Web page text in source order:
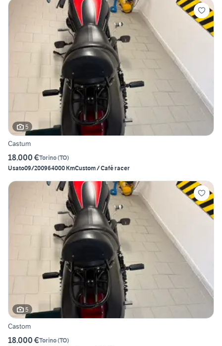
5
Castum
18.000 €Torino(TO)
Usato09/200964000 KmCustom / Café racer
5
Castom
18.000 €Torino(TO)